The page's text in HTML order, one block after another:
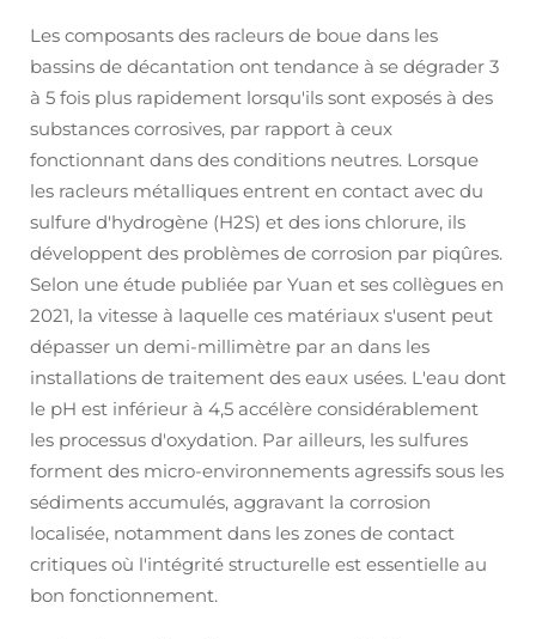
Les composants des racleurs de boue dans les
bassins de décantation ont tendance à se dégrader 3
à 5 fois plus rapidement lorsqu'ils sont exposés à des
substances corrosives, par rapport à ceux
fonctionnant dans des conditions neutres. Lorsque
les racleurs métalliques entrent en contact avec du
sulfure d'hydrogène (H2S) et des ions chlorure, ils
développent des problèmes de corrosion par piqûres.
Selon une étude publiée par Yuan et ses collègues en
2021, la vitesse à laquelle ces matériaux s'usent peut
dépasser un demi-millimètre par an dans les
installations de traitement des eaux usées. L'eau dont
le pH est inférieur à 4,5 accélère considérablement
les processus d'oxydation. Par ailleurs, les sulfures
forment des micro-environnements agressifs sous les
sédiments accumulés, aggravant la corrosion
localisée, notamment dans les zones de contact
critiques où l'intégrité structurelle est essentielle au
bon fonctionnement.